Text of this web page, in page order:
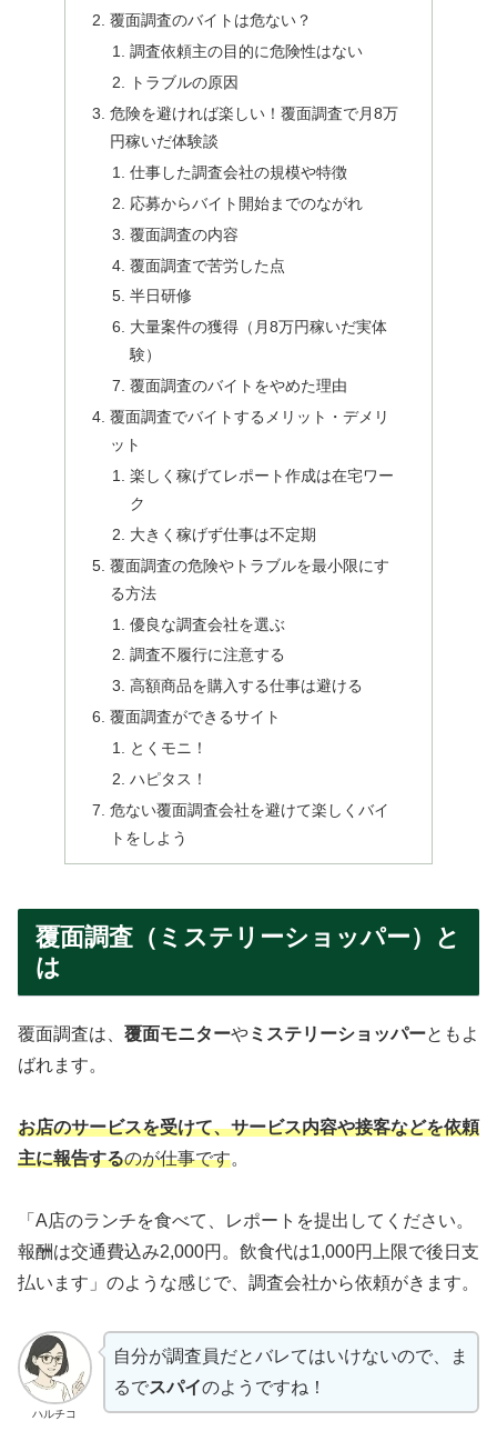
覆面調査のバイトは危ない？
調査依頼主の目的に危険性はない
トラブルの原因
危険を避ければ楽しい！覆面調査で月8万
円稼いだ体験談
仕事した調査会社の規模や特徴
応募からバイト開始までのながれ
覆面調査の内容
覆面調査で苦労した点
半日研修
大量案件の獲得（月8万円稼いだ実体
験）
覆面調査のバイトをやめた理由
覆面調査でバイトするメリット・デメリ
ット
楽しく稼げてレポート作成は在宅ワー
ク
大きく稼げず仕事は不定期
覆面調査の危険やトラブルを最小限にす
る方法
優良な調査会社を選ぶ
調査不履行に注意する
高額商品を購入する仕事は避ける
覆面調査ができるサイト
とくモニ！
ハピタス！
危ない覆面調査会社を避けて楽しくバイ
トをしよう
覆面調査（ミステリーショッパー）と
は
覆面調査は、 覆面モニターやミステリーショッパーともよ
ばれます。
お店のサービスを受けて、サービス内容や接客などを依頼
主に報告するのが仕事です。
「A店のランチを食べて、レポートを提出してください。
報酬は交通費込み2,000円。飲食代は1,000円上限で後日支
払います」のような感じで、調査会社から依頼がきます。
ハルチコ
自分が調査員だとバレてはいけないので、ま
るでスパイのようですね！